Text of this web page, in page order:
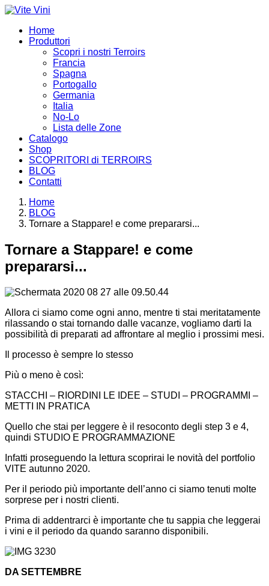
Home
Produttori
Scopri i nostri Terroirs
Francia
Spagna
Portogallo
Germania
Italia
No-Lo
Lista delle Zone
Catalogo
Shop
SCOPRITORI di TERROIRS
BLOG
Contatti
Home
BLOG
Tornare a Stappare! e come prepararsi...
Tornare a Stappare! e come
prepararsi...
Allora ci siamo come ogni anno, mentre ti stai meritatamente
rilassando o stai tornando dalle vacanze, vogliamo darti la
possibilità di preparati ad affrontare al meglio i prossimi mesi.
Il processo è sempre lo stesso
Più o meno è così:
STACCHI – RIORDINI LE IDEE – STUDI – PROGRAMMI –
METTI IN PRATICA
Quello che stai per leggere è il resoconto degli step 3 e 4,
quindi STUDIO E PROGRAMMAZIONE
Infatti proseguendo la lettura scoprirai le novità del portfolio
VITE autunno 2020.
Per il periodo più importante dell’anno ci siamo tenuti molte
sorprese per i nostri clienti.
Prima di addentrarci è importante che tu sappia che leggerai
i vini e il periodo da quando saranno disponibili.
DA SETTEMBRE